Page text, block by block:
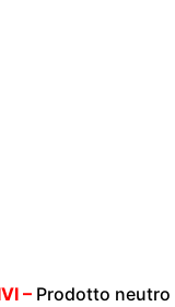
– Prodotto neutro